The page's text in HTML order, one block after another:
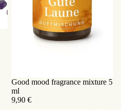
Good mood fragrance mixture 5
ml
9,90 €